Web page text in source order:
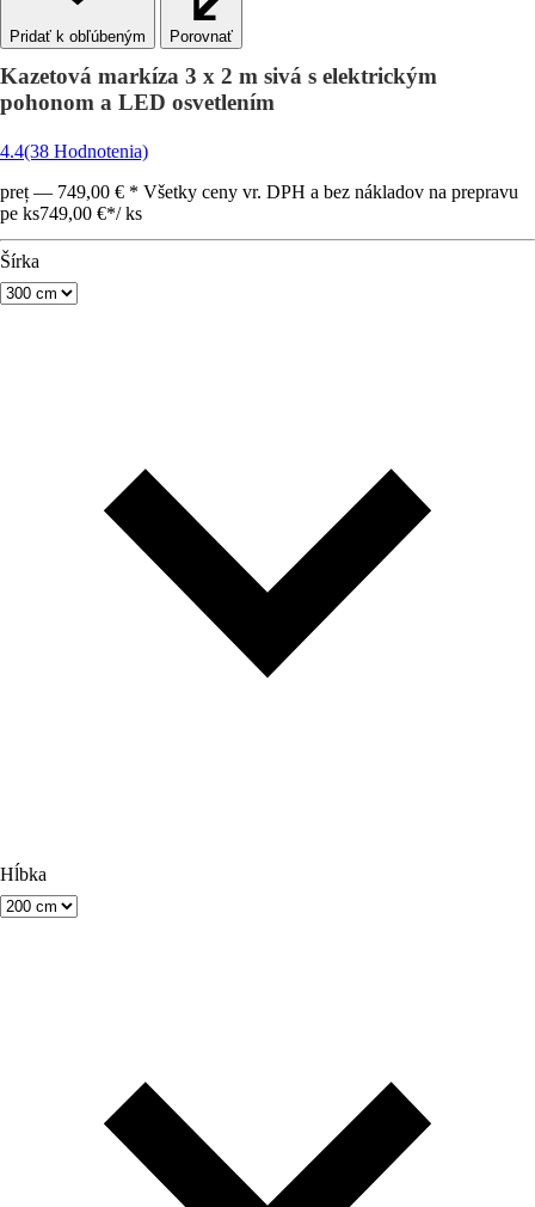
Porovnať
Kazetová markíza 3 x 2 m sivá s elektrickým
pohonom a LED osvetlením
4.4(38 Hodnotenia)
preț — 749,00 € * Všetky ceny vr. DPH a bez nákladov na prepravu
pe ks749,00 €*/ ks
Šírka
Hĺbka